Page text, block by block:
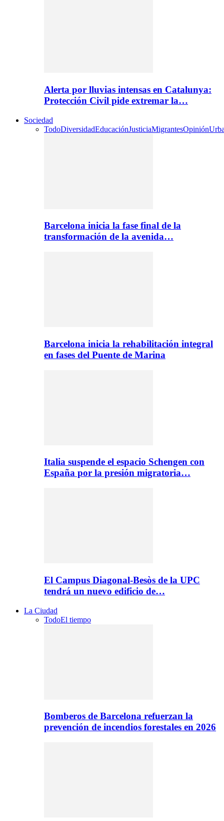
Alerta por lluvias intensas en Catalunya:
Protección Civil pide extremar la…
Sociedad
TodoDiversidadEducaciónJusticiaMigrantesOpinión
Barcelona inicia la fase final de la
transformación de la avenida…
Barcelona inicia la rehabilitación integral
en fases del Puente de Marina
Italia suspende el espacio Schengen con
España por la presión migratoria…
El Campus Diagonal-Besòs de la UPC
tendrá un nuevo edificio de…
La Ciudad
TodoEl tiempo
Bomberos de Barcelona refuerzan la
prevención de incendios forestales en 2026